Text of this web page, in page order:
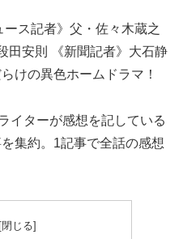
ス記者》父・佐々木蔵之
田安則 《新聞記者》大石静
けの異色ホームドラマ！
イターが感想を記している
集約。1記事で全話の感想